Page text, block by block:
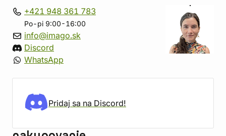
+421 948 361 783
Po-pi 9:00-16:00
info@imago.sk
Discord
WhatsApp
Pridaj sa na Discord!